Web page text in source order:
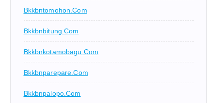
Bkkbntomohon.com
Bkkbnbitung.com
Bkkbnkotamobagu.com
Bkkbnparepare.com
Bkkbnpalopo.com